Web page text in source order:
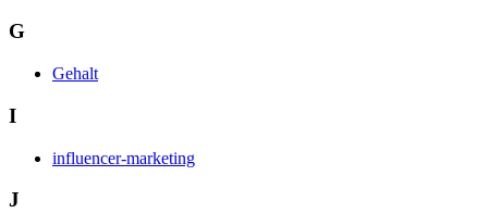
G
Gehalt
I
influencer-marketing
J